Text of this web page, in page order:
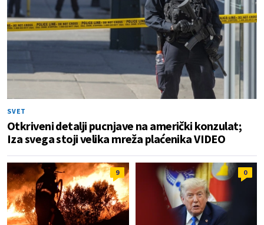
SVET
Otkriveni detalji pucnjave na američki konzulat;
Iza svega stoji velika mreža plaćenika VIDEO
9 0